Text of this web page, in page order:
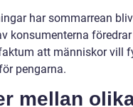
har sommarrean
konsumenterna
att människor vill
pengarna.
mellan